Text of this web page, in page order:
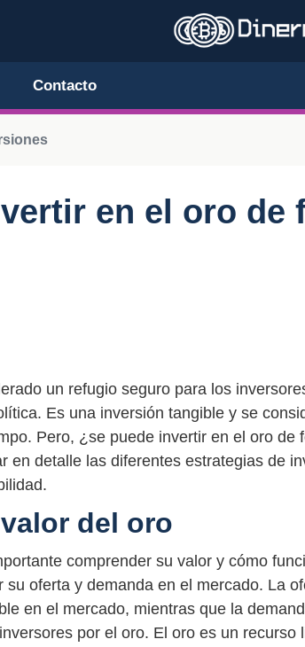
Contacto
en el oro de
un refugio seguro para los
Es una inversión tangible y se
Pero, ¿se puede invertir en el oro de
en detalle las diferentes estrategias de
del oro
comprender su valor y cómo
oferta y demanda en el mercado. La
en el mercado, mientras que la
por el oro. El oro es un recurso